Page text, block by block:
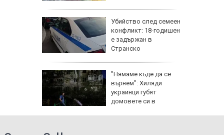
Убийство след семеен
конфликт: 18-годишен
е задържан в
Странско
"Нямаме къде да се
върнем": Хиляди
украинци губят
домовете си в